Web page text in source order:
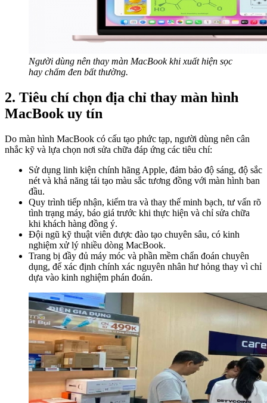
Người dùng nên thay màn MacBook khi xuất hiện sọc
hay chấm đen bất thường.
2. Tiêu chí chọn địa chỉ thay màn hình
MacBook uy tín
Do màn hình MacBook có cấu tạo phức tạp, người dùng nên cân
nhắc kỹ và lựa chọn nơi sửa chữa đáp ứng các tiêu chí:
Sử dụng linh kiện chính hãng Apple, đảm bảo độ sáng, độ sắc
nét và khả năng tái tạo màu sắc tương đồng với màn hình ban
đầu.
Quy trình tiếp nhận, kiểm tra và thay thế minh bạch, tư vấn rõ
tình trạng máy, báo giá trước khi thực hiện và chỉ sửa chữa
khi khách hàng đồng ý.
Đội ngũ kỹ thuật viên được đào tạo chuyên sâu, có kinh
nghiệm xử lý nhiều dòng MacBook.
Trang bị đầy đủ máy móc và phần mềm chẩn đoán chuyên
dụng, để xác định chính xác nguyên nhân hư hỏng thay vì chỉ
dựa vào kinh nghiệm phán đoán.